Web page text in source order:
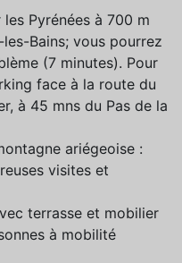
Pyrénées à 700 m
Bains; vous pourrez
(7 minutes). Pour
face à la route du
à 45 mns du Pas de la
ariégeoise :
visites et
terrasse et mobilier
à mobilité